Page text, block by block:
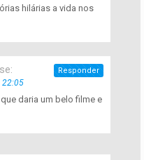
hilárias a vida nos
22:05
daria um belo filme e
Responder